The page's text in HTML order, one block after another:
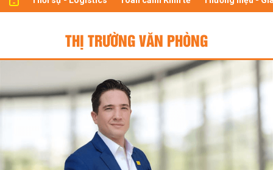
THỊ TRƯỜNG VĂN PHÒNG